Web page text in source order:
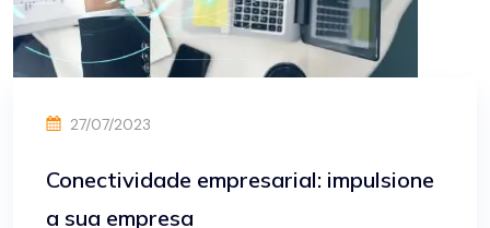
27/07/2023
Conectividade empresarial: impulsione
a sua empresa